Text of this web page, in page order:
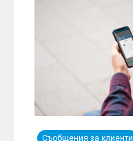
Съобщения за клиенти